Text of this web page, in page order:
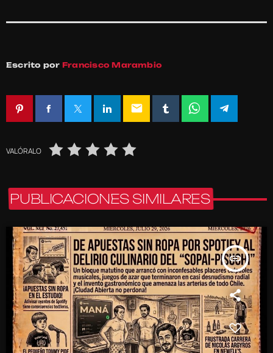
Escrito por Francisco Marambio
email
VALÓRALO
PUBLICACIONES SIMILARES
insert_link